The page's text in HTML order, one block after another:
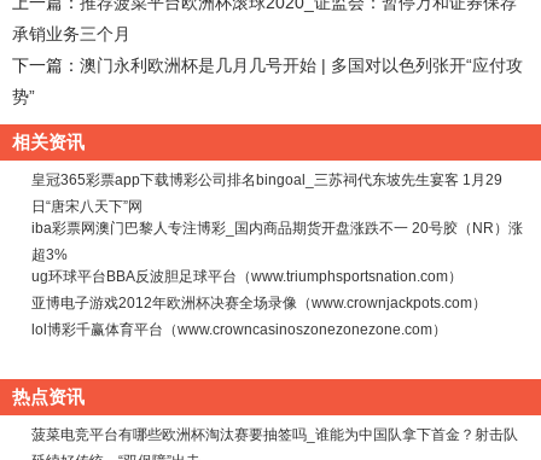
承销业务三个月
下一篇： 澳门永利欧洲杯是几月几号开始 | 多国对以色列张开“应付攻
势”
相关资讯
皇冠365彩票app下载博彩公司排名bingoal_三苏祠代东坡先生宴客 1月29
日“唐宋八天下”网
iba彩票网澳门巴黎人专注博彩_国内商品期货开盘涨跌不一 20号胶（NR）涨
超3%
ug环球平台BBA反波胆足球平台（www.triumphsportsnation.com）
亚博电子游戏2012年欧洲杯决赛全场录像（www.crownjackpots.com）
lol博彩千赢体育平台（www.crowncasinoszonezonezone.com）
热点资讯
菠菜电竞平台有哪些欧洲杯淘汰赛要抽签吗_谁能为中国队拿下首金？射击队